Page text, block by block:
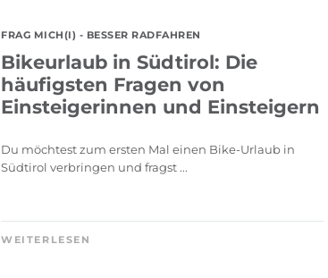
FRAG MICH(I) - BESSER RADFAHREN
Bikeurlaub in Südtirol: Die
häufigsten Fragen von
Einsteigerinnen und Einsteigern
Du möchtest zum ersten Mal einen Bike-Urlaub in
Südtirol verbringen und fragst ...
WEITERLESEN